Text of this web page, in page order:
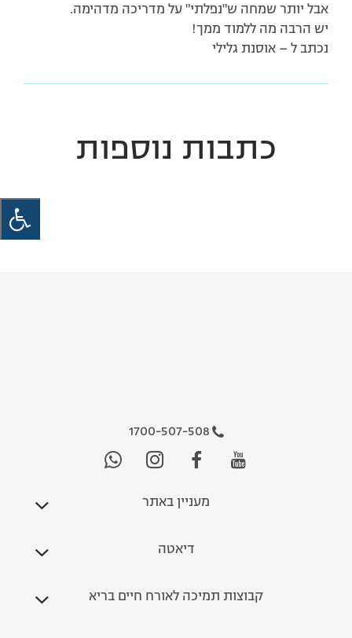
אבל יותר שמחה ש"נפלתי" על מדריכה מדהימה.
יש הרבה מה ללמוד ממך!
נכתב ל – אוסנת גלילי
כתבות נוספות
1700-507-508
מעניין באתר
דיאטה
קבוצות תמיכה לאורח חיים בריא